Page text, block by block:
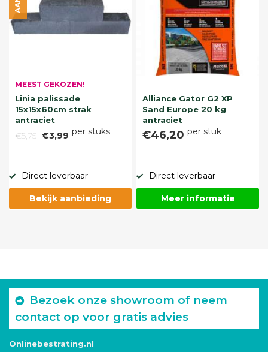
MEEST GEKOZEN!
Linia palissade
15x15x60cm strak
antraciet
€5,75 €3,99 per stuks
Direct leverbaar
Bekijk aanbieding
Alliance Gator G2 XP
Sand Europe 20 kg
antraciet
€46,20 per stuk
Direct leverbaar
Meer informatie
Bezoek onze showroom of neem
contact op voor gratis advies
Onlinebestrating.nl